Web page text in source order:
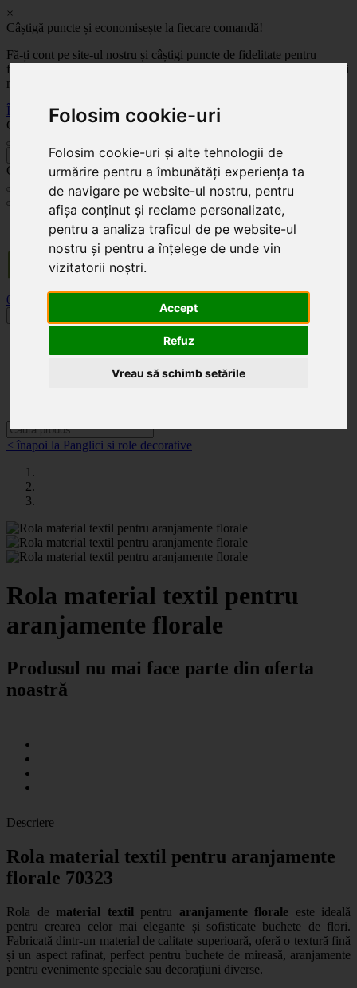
Folosim cookie-uri
Folosim cookie-uri și alte tehnologii de
urmărire pentru a îmbunătăți experiența ta
de navigare pe website-ul nostru, pentru
afișa conținut și reclame personalizate,
pentru a analiza traficul de pe website-ul
nostru și pentru a înțelege de unde vin
vizitatorii noștri.
Accept
Refuz
Vreau să schimb setările
×
Câștigă puncte și economisește la fiecare comandă!
Fă-ți cont pe site-ul nostru și câștigi puncte de fidelitate pentru
fiecare comandă! Cu cât comanzi mai mult, cu atât economisești mai
mult!
Înregistrează-te acum
Celoplast
Celoplast
Transportul este GRATUIT pentru comenzile mai mari de 350 Lei. Comanda minimă în
valoare de 100 Lei. Expediere în 1 - 2 zile lucrătoare.
0
Categorii
< înapoi la Panglici si role decorative
Rola material textil pentru
aranjamente florale
Produsul nu mai face parte din oferta
noastră
Descriere
Rola material textil pentru aranjamente
florale 70323
Rola de material textil pentru aranjamente florale este ideală
pentru crearea celor mai elegante și sofisticate buchete de flori.
Fabricată dintr-un material de calitate superioară, oferă o textură fină
și un aspect rafinat, perfect pentru buchete de mireasă, aranjamente
pentru evenimente speciale sau decorațiuni diverse.